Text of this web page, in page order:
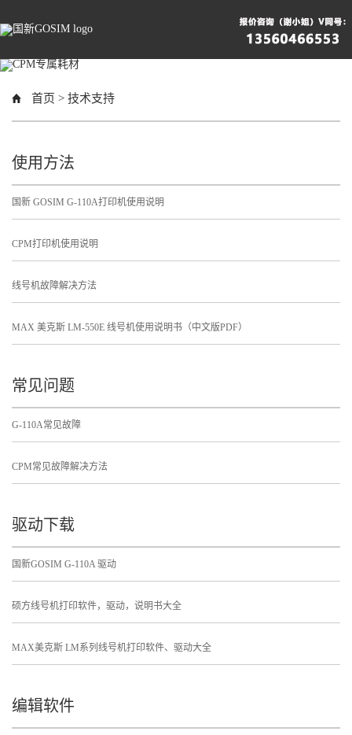
首页 > 技术支持
使用方法
国新 GOSIM G-110A打印机使用说明
CPM打印机使用说明
线号机故障解决方法
MAX 美克斯 LM-550E 线号机使用说明书（中文版PDF）
常见问题
G-110A常见故障
CPM常见故障解决方法
驱动下载
国新GOSIM G-110A 驱动
硕方线号机打印软件，驱动，说明书大全
MAX美克斯 LM系列线号机打印软件、驱动大全
编辑软件